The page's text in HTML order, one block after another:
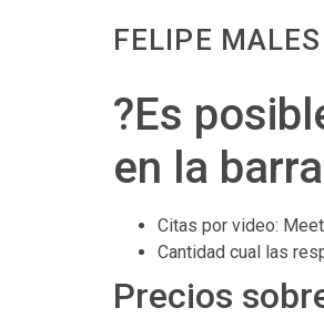
FELIPE
?Es
en la
Citas por video:
Cantidad cual las
Precios